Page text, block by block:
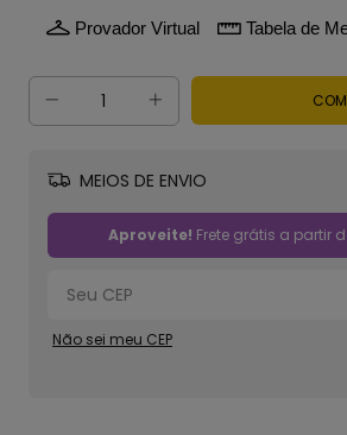
Provador Virtual Tabela de
MEIOS DE ENVIO
Aproveite! Frete grátis a partir
Não sei meu CEP